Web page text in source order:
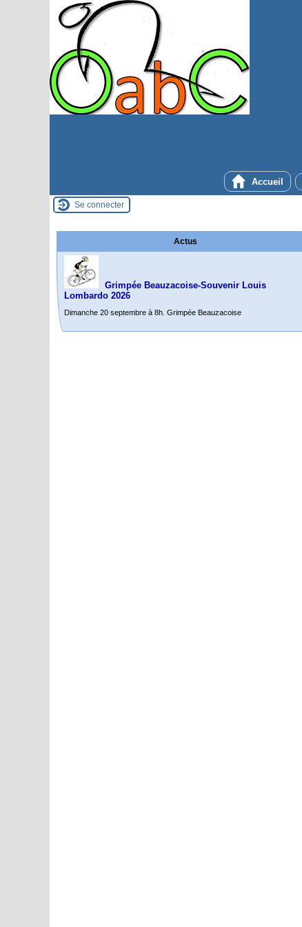
Accueil
Se connecter
Actus
Grimpée Beauzacoise-Souvenir Louis
Lombardo 2026
Dimanche 20 septembre à 8h. Grimpée Beauzacoise